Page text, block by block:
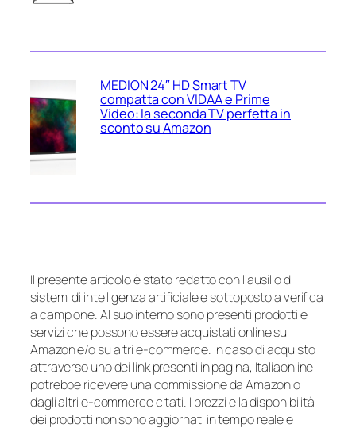
MEDION 24″ HD Smart TV
compatta con VIDAA e Prime
Video: la seconda TV perfetta in
sconto su Amazon
Il presente articolo è stato redatto con l’ausilio di
sistemi di intelligenza artificiale e sottoposto a verifica
a campione. Al suo interno sono presenti prodotti e
servizi che possono essere acquistati online su
Amazon e/o su altri e-commerce. In caso di acquisto
attraverso uno dei link presenti in pagina, Italiaonline
potrebbe ricevere una commissione da Amazon o
dagli altri e-commerce citati. I prezzi e la disponibilità
dei prodotti non sono aggiornati in tempo reale e